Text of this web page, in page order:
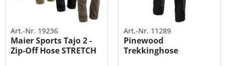
Art.-Nr. 19236
Maier Sports Tajo 2 -
Zip-Off Hose STRETCH
Art.-Nr. 11289
Pinewood
Trekkinghose